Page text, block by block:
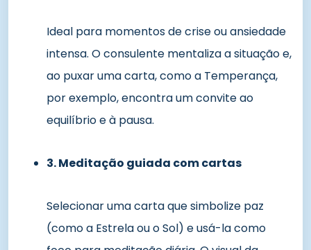
Ideal para momentos de crise ou ansiedade
intensa. O consulente mentaliza a situação e,
ao puxar uma carta, como a Temperança,
por exemplo, encontra um convite ao
equilíbrio e à pausa.
3. Meditação guiada com cartas
Selecionar uma carta que simbolize paz
(como a Estrela ou o Sol) e usá-la como